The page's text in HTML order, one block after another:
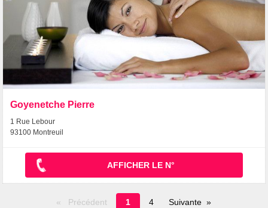
Goyenetche Pierre
1 Rue Lebour
93100 Montreuil
AFFICHER LE N°
Précédent
Page
1 4 Suivante